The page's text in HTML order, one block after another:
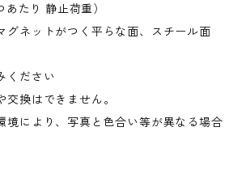
あたり 静止荷重）
グネットがつく平らな面、スチール面
ください
交換はできません。
境により、写真と色合い等が異なる場合